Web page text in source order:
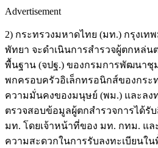
Advertisement
2) กระทรวงมหาดไทย (มท.) กรุงเท
พัทยา จะดำเนินการสำรวจผู้ตกหล่
พื้นฐาน (จปฐ.) ของกรมการพัฒนา
พกครอบครัวอิเล็กทรอนิกส์ของกระ
ความมั่นคงของมนุษย์ (พม.) และลง
ตรวจสอบข้อมูลผู้ตกสำรวจการได้รั
มท. โดยเจ้าหน้าที่ของ มท. กทม. แล
ความสะดวกในการรับลงทะเบียนใ